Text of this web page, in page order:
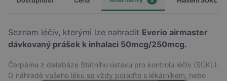
Seznam léčiv, kterými lze nahradit Everio airmaster
dávkovaný prášek k inhalaci 50mcg/250mcg.
Čerpáme z databáze Státního ústavu pro kontrolu léčiv (SÚKL).
O náhradě vašeho léku se vždy poraďte s lékárníkem, nebo